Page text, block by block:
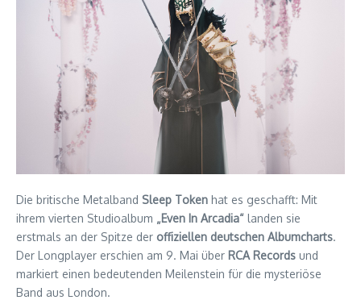
Die britische Metalband Sleep Token hat es geschafft: Mit
ihrem vierten Studioalbum „Even In Arcadia“ landen sie
erstmals an der Spitze der offiziellen deutschen Albumcharts.
Der Longplayer erschien am 9. Mai über RCA Records und
markiert einen bedeutenden Meilenstein für die mysteriöse
Band aus London.